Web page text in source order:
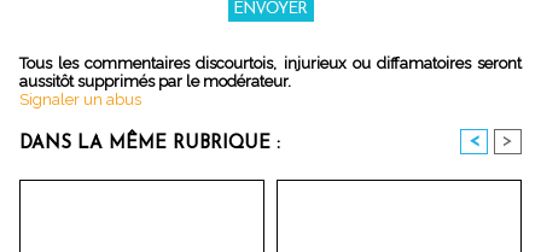
Tous les commentaires discourtois, injurieux ou diffamatoires seront
aussitôt supprimés par le modérateur.
Signaler un abus
DANS LA MÊME RUBRIQUE : < >